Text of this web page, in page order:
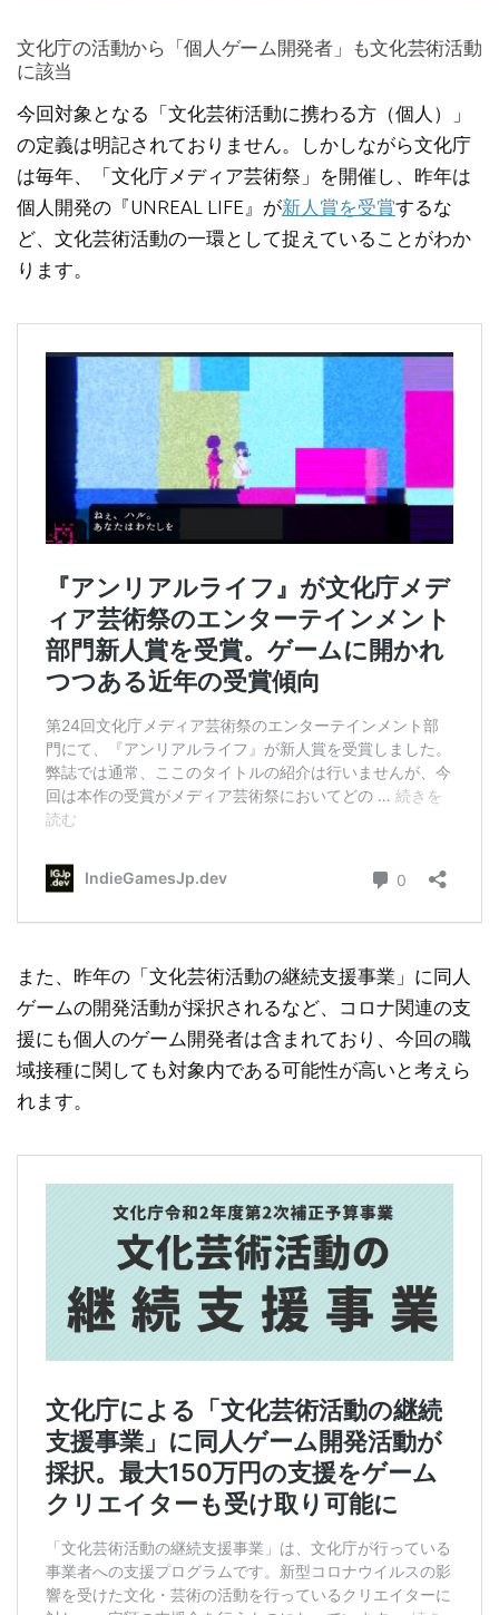
文化庁の活動から「個人ゲーム開発者」も文化芸術活動
に該当
今回対象となる「文化芸術活動に携わる方（個人）」
の定義は明記されておりません。しかしながら文化庁
は毎年、「文化庁メディア芸術祭」を開催し、昨年は
個人開発の『UNREAL LIFE』が新人賞を受賞するな
ど、文化芸術活動の一環として捉えていることがわか
ります。
また、昨年の「文化芸術活動の継続支援事業」に同人
ゲームの開発活動が採択されるなど、コロナ関連の支
援にも個人のゲーム開発者は含まれており、今回の職
域接種に関しても対象内である可能性が高いと考えら
れます。